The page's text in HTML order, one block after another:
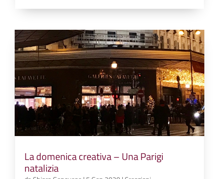
La domenica creativa – Una Parigi
natalizia